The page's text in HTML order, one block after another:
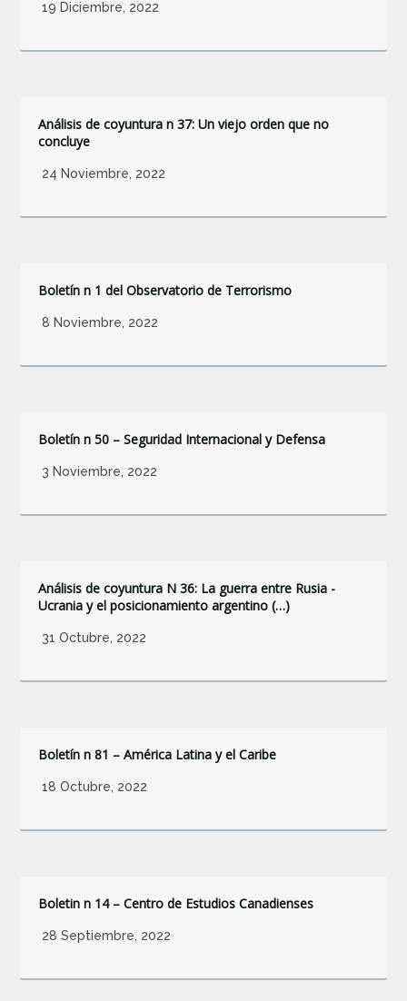
19 Diciembre, 2022
Análisis de coyuntura n 37: Un viejo orden que no
concluye
24 Noviembre, 2022
Boletín n 1 del Observatorio de Terrorismo
8 Noviembre, 2022
Boletín n 50 – Seguridad Internacional y Defensa
3 Noviembre, 2022
Análisis de coyuntura N 36: La guerra entre Rusia -
Ucrania y el posicionamiento argentino (…)
31 Octubre, 2022
Boletín n 81 – América Latina y el Caribe
18 Octubre, 2022
Boletin n 14 – Centro de Estudios Canadienses
28 Septiembre, 2022